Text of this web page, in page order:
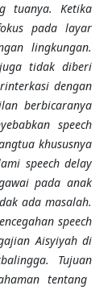
tuanya. Ketika
pada layar
lingkungan.
tidak diberi
dengan
berbicaranya
speech
khususnya
speech delay
pada anak
ada masalah.
speech
Aisyiyah di
Tujuan
tentang